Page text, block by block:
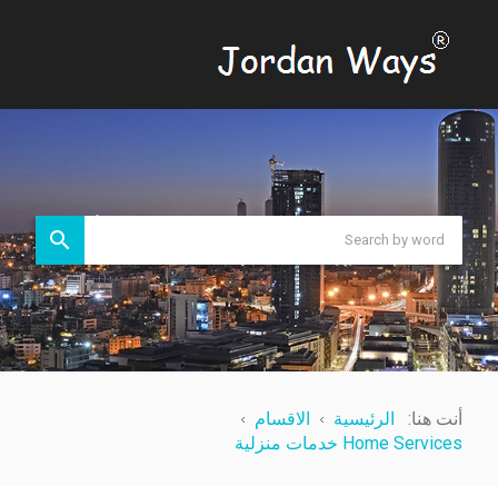
أنت هنا: الرئيسية
الاقسام
Home Services خدمات منزلية